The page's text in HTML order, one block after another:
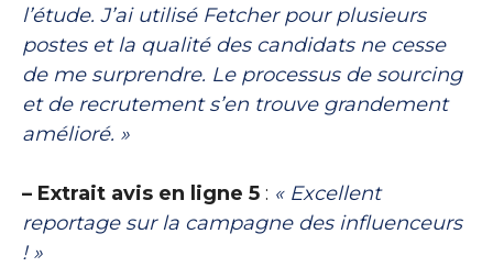
l’étude. J’ai utilisé Fetcher pour plusieurs
postes et la qualité des candidats ne cesse
de me surprendre. Le processus de sourcing
et de recrutement s’en trouve grandement
amélioré. »
– Extrait avis en ligne 5 : « Excellent
reportage sur la campagne des influenceurs
! »